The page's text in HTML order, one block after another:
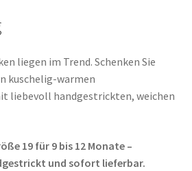
liegen im Trend. Schenken Sie
kuschelig-warmen
liebevoll handgestrickten, weichen
19 für 9 bis 12 Monate –
und sofort lieferbar.